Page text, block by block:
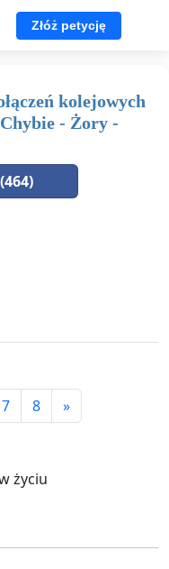
Złóż petycję
kolejowych
- Żory -
7 8 »
życiu